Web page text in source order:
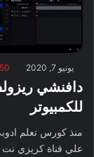
يونيو 7, 2020
دافنشي
للكمبيوتر
منذ كورس تعلم
علي قناة كريزي